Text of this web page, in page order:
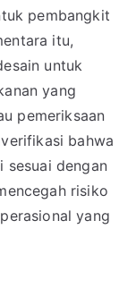
pembangkit
itu,
untuk
yang
pemeriksaan
bahwa
sesuai dengan
risiko
yang